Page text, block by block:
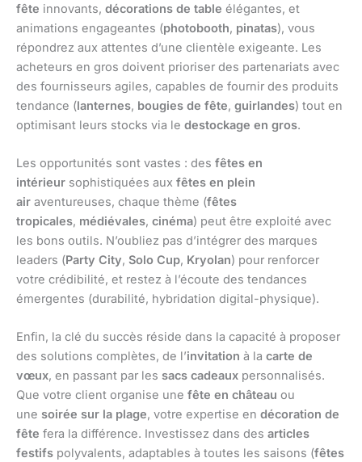
fête innovants, décorations de table élégantes, et
animations engageantes (photobooth, pinatas), vous
répondrez aux attentes d’une clientèle exigeante. Les
acheteurs en gros doivent prioriser des partenariats avec
des fournisseurs agiles, capables de fournir des produits
tendance (lanternes, bougies de fête, guirlandes) tout en
optimisant leurs stocks via le destockage en gros.
Les opportunités sont vastes : des fêtes en
intérieur sophistiquées aux fêtes en plein
air aventureuses, chaque thème (fêtes
tropicales, médiévales, cinéma) peut être exploité avec
les bons outils. N’oubliez pas d’intégrer des marques
leaders (Party City, Solo Cup, Kryolan) pour renforcer
votre crédibilité, et restez à l’écoute des tendances
émergentes (durabilité, hybridation digital-physique).
Enfin, la clé du succès réside dans la capacité à proposer
des solutions complètes, de l’invitation à la carte de
vœux, en passant par les sacs cadeaux personnalisés.
Que votre client organise une fête en château ou
une soirée sur la plage, votre expertise en décoration de
fête fera la différence. Investissez dans des articles
festifs polyvalents, adaptables à toutes les saisons (fêtes